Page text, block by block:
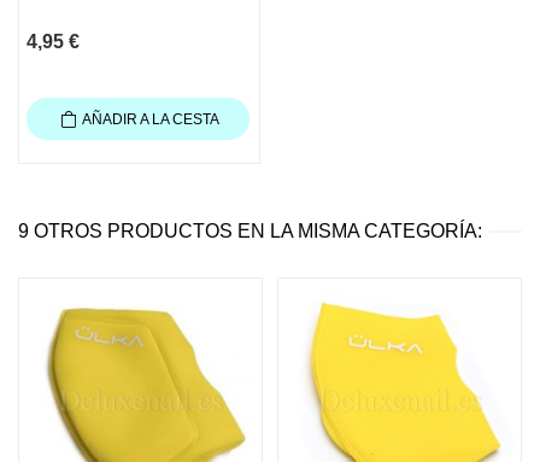
4,95 €
AÑADIR A LA CESTA
9 OTROS PRODUCTOS EN LA MISMA CATEGORÍA: